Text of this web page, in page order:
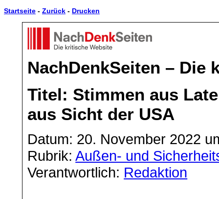
Startseite - Zurück - Drucken
NachDenkSeiten – Die
Titel: Stimmen aus
aus Sicht der USA
Datum: 20. November 2022
Rubrik:Außen- und
Verantwortlich: Redaktion